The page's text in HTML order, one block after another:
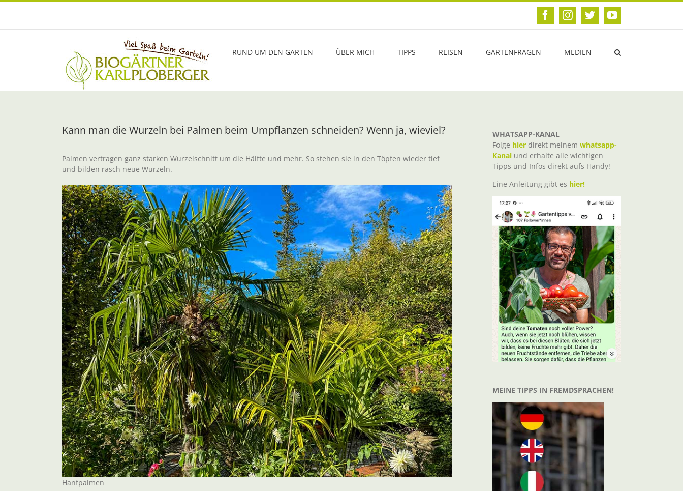
Zum
FacebookInstagram
TwitterYouTube
RUND UM DEN GARTEN ÜBER MICH TIPPS REISEN GARTENFRAGEN MEDIEN
Kann man die Wurzeln bei Palmen beim Umpflanzen schneiden? Wenn ja, wieviel?
Palmen vertragen ganz starken Wurzelschnitt um die Hälfte und mehr. So stehen sie in den Töpfen wieder tief
und bilden rasch neue Wurzeln.
Hanfpalmen
WHATSAPP-KANAL
Folge hier direkt meinem whatsapp-
Kanal und erhalte alle wichtigen
Tipps und Infos direkt aufs Handy!
Eine Anleitung gibt es hier!
MEINE TIPPS IN FREMDSPRACHEN!